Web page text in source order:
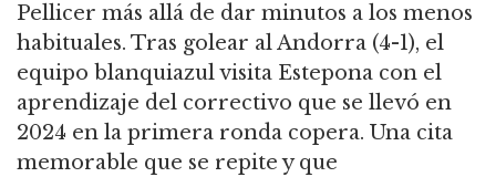
Pellicer más allá de dar minutos a los menos
habituales. Tras golear al Andorra (4-1), el
equipo blanquiazul visita Estepona con el
aprendizaje del correctivo que se llevó en
2024 en la primera ronda copera. Una cita
memorable que se repite y que